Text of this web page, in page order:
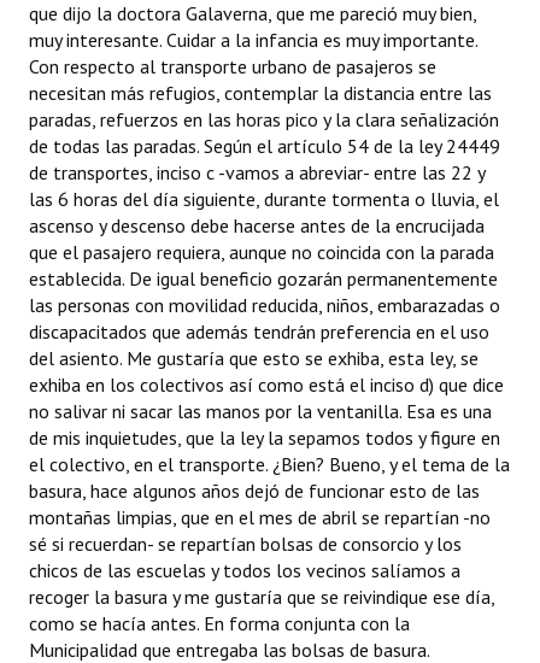
que dijo la doctora Galaverna, que me pareció muy bien,
muy interesante. Cuidar a la infancia es muy importante.
Con respecto al transporte urbano de pasajeros se
necesitan más refugios, contemplar la distancia entre las
paradas, refuerzos en las horas pico y la clara señalización
de todas las paradas. Según el artículo 54 de la ley 24449
de transportes, inciso c -vamos a abreviar- entre las 22 y
las 6 horas del día siguiente, durante tormenta o lluvia, el
ascenso y descenso debe hacerse antes de la encrucijada
que el pasajero requiera, aunque no coincida con la parada
establecida. De igual beneficio gozarán permanentemente
las personas con movilidad reducida, niños, embarazadas o
discapacitados que además tendrán preferencia en el uso
del asiento. Me gustaría que esto se exhiba, esta ley, se
exhiba en los colectivos así como está el inciso d) que dice
no salivar ni sacar las manos por la ventanilla. Esa es una
de mis inquietudes, que la ley la sepamos todos y figure en
el colectivo, en el transporte. ¿Bien? Bueno, y el tema de la
basura, hace algunos años dejó de funcionar esto de las
montañas limpias, que en el mes de abril se repartían -no
sé si recuerdan- se repartían bolsas de consorcio y los
chicos de las escuelas y todos los vecinos salíamos a
recoger la basura y me gustaría que se reivindique ese día,
como se hacía antes. En forma conjunta con la
Municipalidad que entregaba las bolsas de basura.